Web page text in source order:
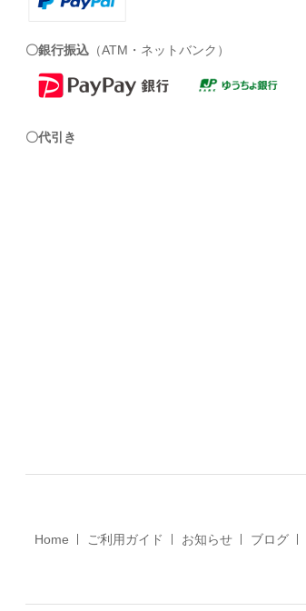
〇銀行振込 （ATM・ネットバンク）
〇代引き
Home ご利用ガイド お知らせ ブログ